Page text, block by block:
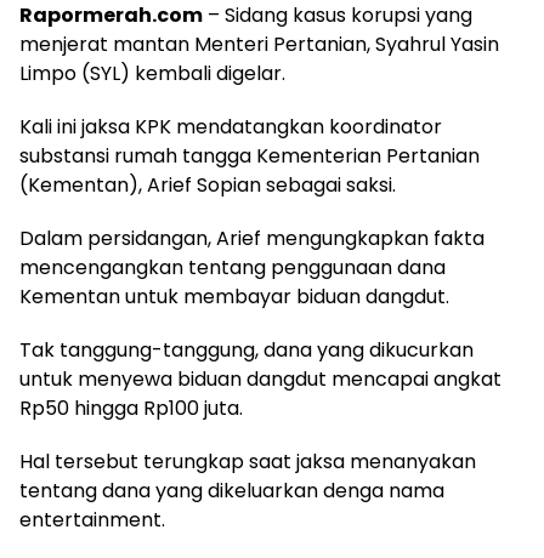
Rapormerah.com – Sidang kasus korupsi yang
menjerat mantan Menteri Pertanian, Syahrul Yasin
Limpo (SYL) kembali digelar.
Kali ini jaksa KPK mendatangkan koordinator
substansi rumah tangga Kementerian Pertanian
(Kementan), Arief Sopian sebagai saksi.
Dalam persidangan, Arief mengungkapkan fakta
mencengangkan tentang penggunaan dana
Kementan untuk membayar biduan dangdut.
Tak tanggung-tanggung, dana yang dikucurkan
untuk menyewa biduan dangdut mencapai angkat
Rp50 hingga Rp100 juta.
Hal tersebut terungkap saat jaksa menanyakan
tentang dana yang dikeluarkan denga nama
entertainment.